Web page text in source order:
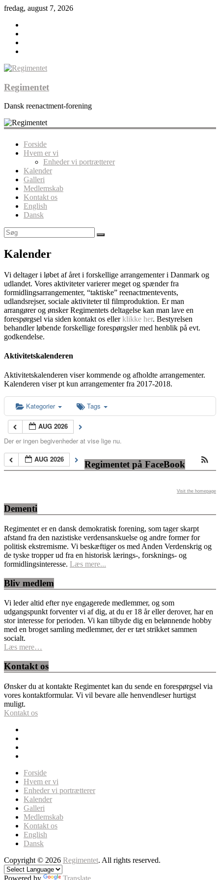
fredag, august 7, 2026
Regimentet
Dansk reenactment-forening
Forside
Hvem er vi
Enheder vi portrætterer
Kalender
Galleri
Medlemskab
Kontakt os
English
Dansk
Kalender
Vi deltager i løbet af året i forskellige arrangementer i Danmark og
udlandet. Vores aktiviteter varierer meget og spænder fra
formidlingsarrangementer, “taktiske” reenactmentevents,
udlandsrejser, sociale aktiviteter til filmproduktion. Er man
arrangører og ønsker Regimentets deltagelse kan man lave en
forespørgsel via siden kontakt os ellerklikke her. Bestyrelsen
behandler løbende forskellige forespørgsler med henblik på evt.
godkendelse.
Aktivitetskalenderen
Aktivitetskalenderen viser kommende og afholdte arrangementer.
Kalenderen viser pt kun arrangementer fra 2017-2018.
Kategorier Tags
AUG 2026
Der er ingen begivenheder at vise lige nu.
AUG 2026
Regimentet på FaceBook
Visit the homepage
Dementi
Regimentet er en dansk demokratisk forening, som tager skarpt
afstand fra den nazistiske verdensanskuelse og andre former for
politisk ekstremisme. Vi beskæftiger os med Anden Verdenskrig og
de tyske tropper ud fra en historisk lærings-, forsknings- og
formidlingsinteresse. Læs mere...
Bliv medlem
Vi leder altid efter nye engagerede medlemmer, og som
udgangspunkt forventer vi af dig, at du er 18 år eller derover, har en
stor interesse for perioden. Vi kan tilbyde dig en belønnende hobby
med en broget samling medlemmer, der er tæt strikket sammen
socialt.
Læs mere…
Kontakt os
Ønsker du at kontakte Regimentet kan du sende en forespørgsel via
vores kontaktformular. Vi vil bevare alle henvendleser hurtigst
muligt.
Kontakt os
Forside
Hvem er vi
Enheder vi portrætterer
Kalender
Galleri
Medlemskab
Kontakt os
English
Dansk
Copyright © 2026 Regimentet. All rights reserved.
Powered by Translate